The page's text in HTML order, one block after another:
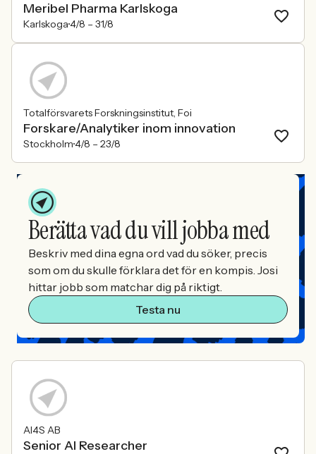
Meribel Pharma Karlskoga
Karlskoga4/8 – 31/8
Totalförsvarets Forskningsinstitut, Foi
Forskare/Analytiker inom innovation
Stockholm4/8 – 23/8
Berätta vad du vill jobba med
Beskriv med dina egna ord vad du söker, precis
som om du skulle förklara det för en kompis. Josi
hittar jobb som matchar dig på riktigt.
Testa nu
AI4S AB
Senior AI Researcher